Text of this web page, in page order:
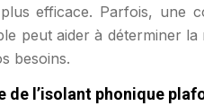
efficace. Parfois, une
peut aider à déterminer
besoins.
de l’isolant phonique